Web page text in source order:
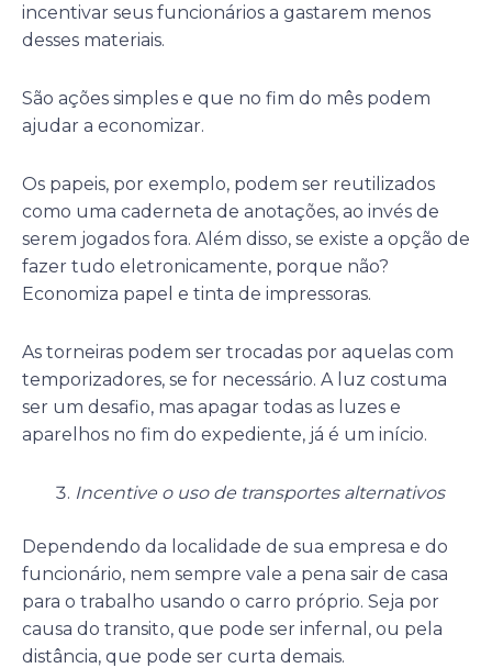
incentivar seus funcionários a gastarem menos
desses materiais.
São ações simples e que no fim do mês podem
ajudar a economizar.
Os papeis, por exemplo, podem ser reutilizados
como uma caderneta de anotações, ao invés de
serem jogados fora. Além disso, se existe a opção de
fazer tudo eletronicamente, porque não?
Economiza papel e tinta de impressoras.
As torneiras podem ser trocadas por aquelas com
temporizadores, se for necessário. A luz costuma
ser um desafio, mas apagar todas as luzes e
aparelhos no fim do expediente, já é um início.
Incentive o uso de transportes alternativos
Dependendo da localidade de sua empresa e do
funcionário, nem sempre vale a pena sair de casa
para o trabalho usando o carro próprio. Seja por
causa do transito, que pode ser infernal, ou pela
distância, que pode ser curta demais.